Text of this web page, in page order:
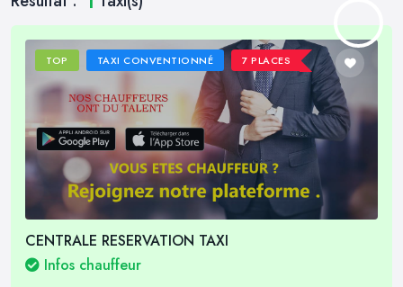
TOP TAXI CONVENTIONNÉ 7 PLACES
CENTRALE RESERVATION TAXI
Infos chauffeur